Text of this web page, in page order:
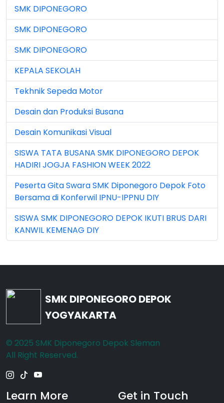
Jul 2026 (4)
Jun 2023 (7)
Jun 2024 (3)
Jun 2025 (1)
Jun 2026 (5)
Mar 2023 (8)
Mar 2024 (1)
Mar 2026 (3)
May 2026 (16)
Nov 2022 (101)
Nov 2023 (5)
Nov 2025 (15)
Sep 2023 (6)
Sep 2024 (7)
Sep 2025 (6)
SMK DIPONEGORO
SMK DIPONEGORO
SMK DIPONEGORO
KEPALA SEKOLAH
Tekhnik Sepeda Motor
Desain dan Produksi Busana
Desain Komunikasi Visual
SISWA TATA BUSANA SMK DIPONEGORO DEPOK
HADIRI JOGJA FASHION WEEK 2022
Peserta Gita Swara SMK Diponegoro Depok Foto
Bersama di Konferwil IPNU-IPPNU DIY
SISWA SMK DIPONEGORO DEPOK IKUTI BRUS DARI
KANWIL KEMENAG DIY
SMK DIPONEGORO DEPOK
YOGYAKARTA
© 2025 SMK Diponegoro Depok Sleman
All Right Reserved.
Learn More Get in Touch